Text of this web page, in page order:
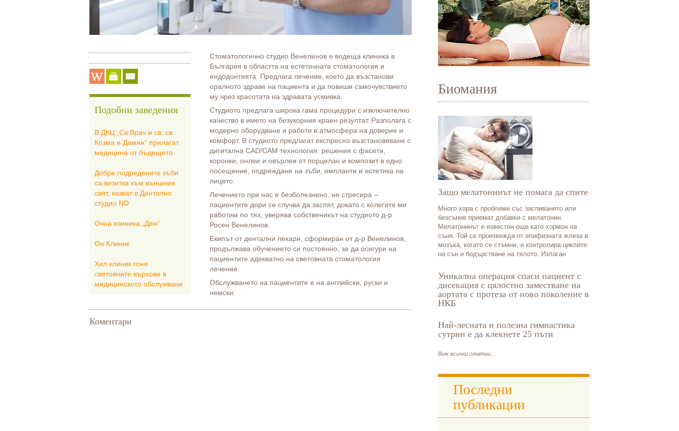
Стоматологично студио Венелинов е водеща клиника в
България в областта на естетичната стоматология и
ендодонтията. Предлага лечение, което да възстанови
оралното здраве на пациента и да повиши самочувствието
му чрез красотата на здравата усмивка.
Студиото предлага широка гама процедури с изключително
качество в името на безукорния краен резултат. Разполага с
модерно оборудване и работи в атмосфера на доверие и
комфорт. В студиото предлагат експресно възстановяване с
дигитална CAD/CAM технология: решения с фасети,
коронки, онлеи и овърлеи от порцелан и композит в едно
посещение, подреждане на зъби, импланти и естетика на
лицето.
Лечението при нас е безболезнено, не стресира –
пациентите дори се случва да заспят, докато с колегите ми
работим по тях, уверява собственикът на студиото д-р
Росен Венелинов.
Екипът от дентални лекари, сформиран от д-р Венелинов,
продължава обучението си постоянно, за да осигури на
пациентите адекватно на световната стоматология
лечение.
Обслужването на пациентите е на английски, руски и
немски.
Подобни заведения
В ДКЦ „Св.Врач и св. св.
Козма и Дамян“ прилагат
медицина от бъдещето
Добре подредените зъби
са визитка към външния
свят, казват в Дентално
студио ND
Очна клиника „Ден“
Он Клиник
Хил клиник гони
световните върхове в
медицинското обслужване
Коментари
Биомания
Защо мелатонинът не помага да спите
Много хора с проблеми със заспиването или
безсъние приемат добавки с мелатонин.
Мелатонинът е известен още като хормон на
съня. Той се произвежда от епифизната жлеза в
мозъка, когато се стъмни, и контролира циклите
на сън и бодърстване на тялото. Излаган
Уникална операция спаси пациент с
дисекация с цялостно заместване на
аортата с протеза от ново поколение в
НКБ
Най-лесната и полезна гимнастика
сутрин е да клекнете 25 пъти
Виж всички статии...
Последни
публикации